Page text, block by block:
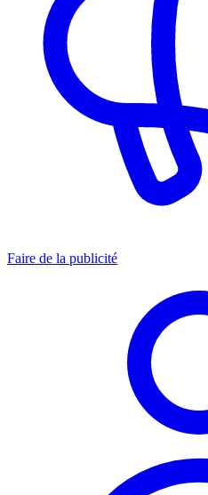
Faire de la publicité